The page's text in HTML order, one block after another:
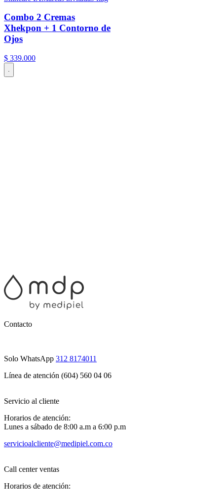
Combo 2 Cremas
Xhekpon + 1 Contorno de
Ojos
$ 339.000
.
Contacto
Solo WhatsApp 312 8174011
Línea de atención (604) 560 04 06
Servicio al cliente
Horarios de atención:
Lunes a sábado de 8:00 a.m a 6:00 p.m
servicioalcliente@medipiel.com.co
Call center ventas
Horarios de atención: